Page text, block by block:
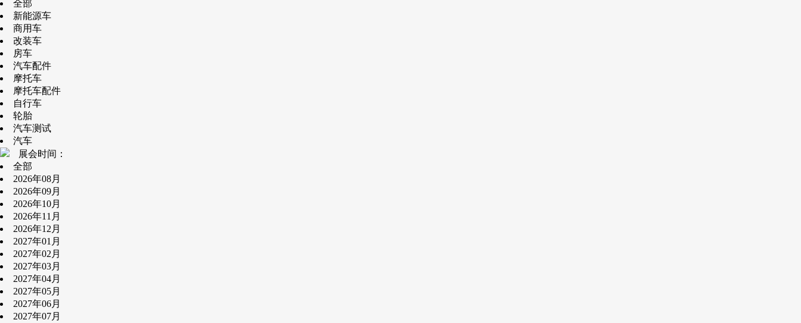
全部
新能源车
商用车
改装车
房车
汽车配件
摩托车
摩托车配件
自行车
轮胎
汽车测试
汽车
展会时间：
全部
2026年08月
2026年09月
2026年10月
2026年11月
2026年12月
2027年01月
2027年02月
2027年03月
2027年04月
2027年05月
2027年06月
2027年07月